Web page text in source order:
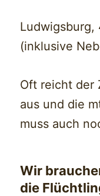
Ludwigsburg,
(inklusive
Oft reicht der
aus und die
muss auch
Wir
die